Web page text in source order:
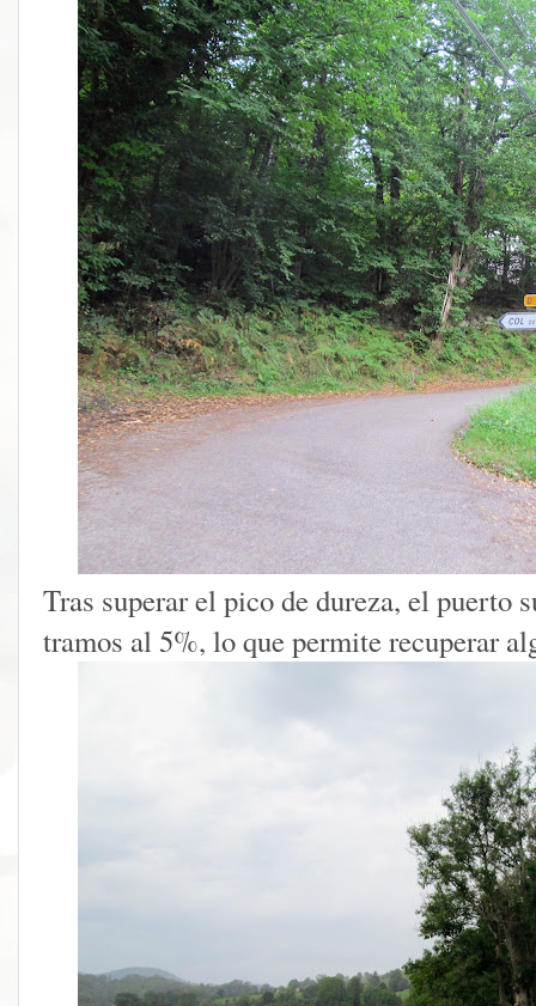
Tras superar el pico de dureza, el puerto
tramos al 5%, lo que permite recuperar